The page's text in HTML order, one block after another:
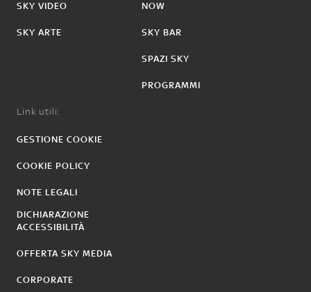
SKY VIDEO
SKY ARTE
NOW
SKY BAR
SPAZI SKY
PROGRAMMI
Link utili:
GESTIONE COOKIE
COOKIE POLICY
NOTE LEGALI
DICHIARAZIONE
ACCESSIBILITÀ
OFFERTA SKY MEDIA
CORPORATE